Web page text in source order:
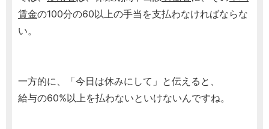
賃金の100分の60以上の手当を支払わなければならな
い。
一方的に、「今日は休みにして」と伝えると、
給与の60%以上を払わないといけないんですね。